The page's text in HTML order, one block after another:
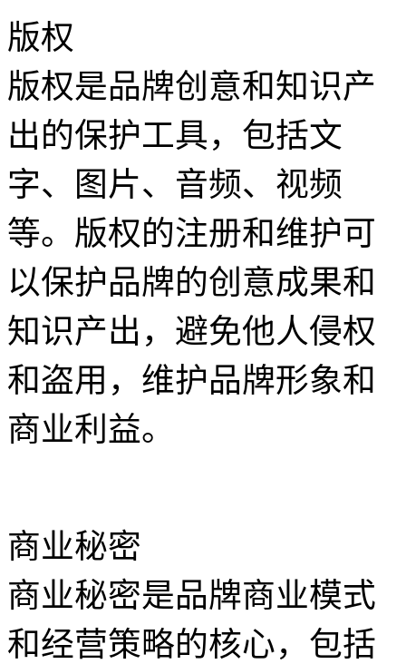
版权
版权是品牌创意和知识产
出的保护工具，包括文
字、图片、音频、视频
等。版权的注册和维护可
以保护品牌的创意成果和
知识产出，避免他人侵权
和盗用，维护品牌形象和
商业利益。
商业秘密
商业秘密是品牌商业模式
和经营策略的核心，包括